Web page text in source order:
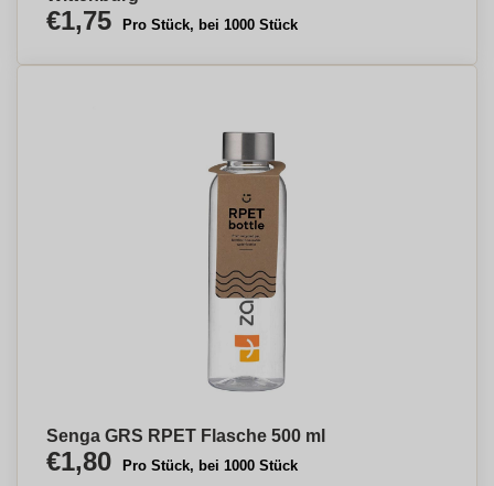
€1,75 Pro Stück, bei 1000 Stück
Senga GRS RPET Flasche 500 ml
€1,80 Pro Stück, bei 1000 Stück